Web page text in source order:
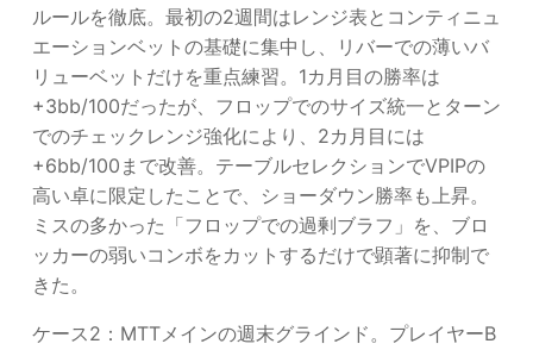
ルールを徹底。最初の2週間はレンジ表とコンティニュ
エーションベットの基礎に集中し、リバーでの薄いバ
リューベットだけを重点練習。1カ月目の勝率は
+3bb/100だったが、フロップでのサイズ統一とターン
でのチェックレンジ強化により、2カ月目には
+6bb/100まで改善。テーブルセレクションでVPIPの
高い卓に限定したことで、ショーダウン勝率も上昇。
ミスの多かった「フロップでの過剰ブラフ」を、ブロ
ッカーの弱いコンボをカットするだけで顕著に抑制で
きた。
ケース2：MTTメインの週末グラインド。プレイヤーB